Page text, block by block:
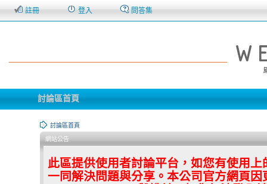
註冊 登入 問答集
討論區首頁
討論區首頁
網站公告
此區提供使用者討論平台，如您有使用
一同解決問題與分享。本公司官方網頁